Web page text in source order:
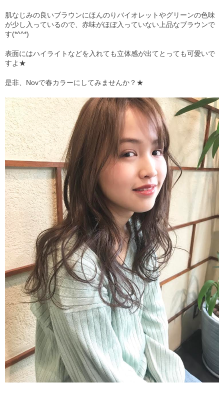
肌なじみの良いブラウンにほんのりバイオレットやグリーンの色味
が少し入っているので、 赤味がほぼ入っていない上品なブラウンで
す(*^^*)
表面にはハイライトなどを入れても立体感が出てとっても可愛いで
すよ★
是非、 Novで春カラーにしてみませんか？★